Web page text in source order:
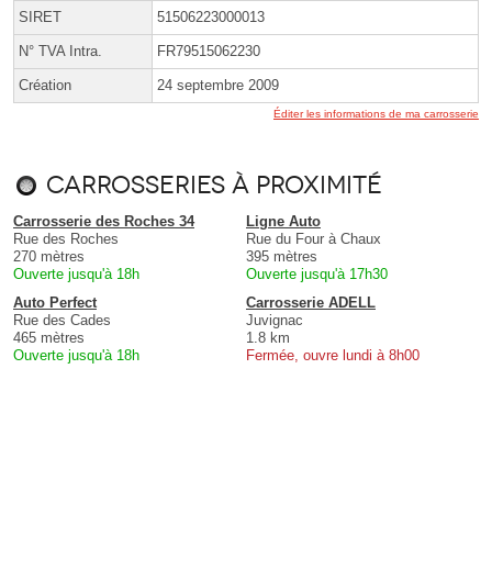
SIRET 51506223000013
N° TVA Intra. FR79515062230
Création 24 septembre 2009
Éditer les informations de ma carrosserie
Carrosseries à proximité
Carrosserie des Roches 34
Rue des Roches
270 mètres
Ouverte jusqu'à 18h
Ligne Auto
Rue du Four à Chaux
395 mètres
Ouverte jusqu'à 17h30
Auto Perfect
Rue des Cades
465 mètres
Ouverte jusqu'à 18h
Carrosserie ADELL
Juvignac
1.8 km
Fermée, ouvre lundi à 8h00